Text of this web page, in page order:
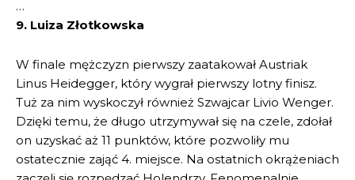
…
9. Luiza Złotkowska
W finale mężczyzn pierwszy zaatakował Austriak
Linus Heidegger, który wygrał pierwszy lotny finisz.
Tuż za nim wyskoczył również Szwajcar Livio Wenger.
Dzięki temu, że długo utrzymywał się na czele, zdołał
on uzyskać aż 11 punktów, które pozwoliły mu
ostatecznie zająć 4. miejsce. Na ostatnich okrążeniach